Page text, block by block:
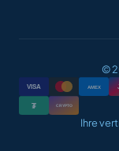
©
VISA AMEX
₮ CRYPTO
Ihre